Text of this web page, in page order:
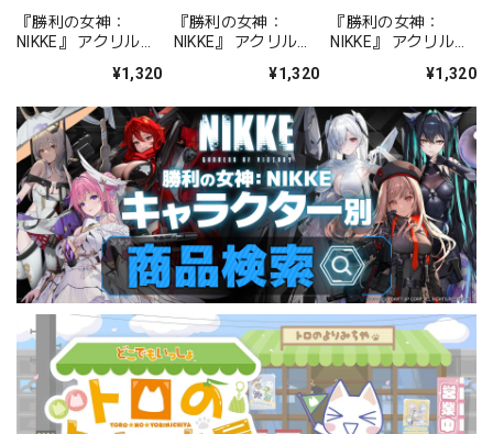
『勝利の女神：
NIKKE』 アクリルス
¥1,320
『勝利の女神：
NIKKE』 アクリルス
ォーチュンメイト
¥1,320
『勝利の女神：
NIKKE』 アクリルス
シャープレッスン
¥1,320